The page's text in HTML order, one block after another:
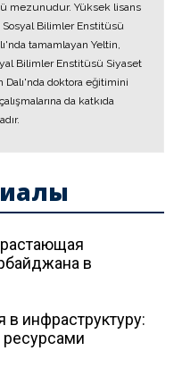
mezunudur. Yüksek lisans
Bilimler Enstitüsü
tamamlayan Yeltin,
Bilimler Enstitüsü Siyaset
Dalı'nda doktora eğitimini
da katkıda
в
инфраструктуру: